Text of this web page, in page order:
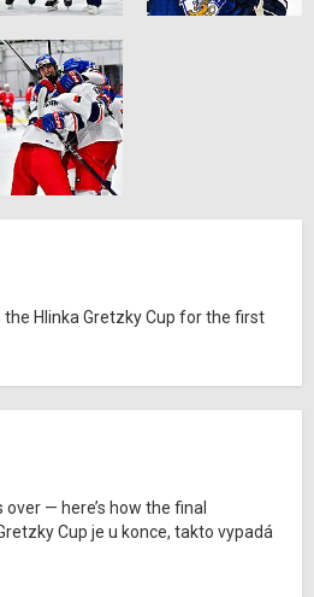
the Hlinka Gretzky Cup for the first
— here’s how the final
Cup je u konce, takto vypadá